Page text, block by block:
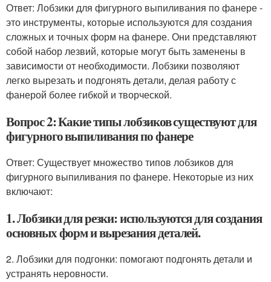
Ответ: Лобзики для фигурного выпиливания по фанере -
это инструменты, которые используются для создания
сложных и точных форм на фанере. Они представляют
собой набор лезвий, которые могут быть заменены в
зависимости от необходимости. Лобзики позволяют
легко вырезать и подгонять детали, делая работу с
фанерой более гибкой и творческой.
Вопрос 2: Какие типы лобзиков существуют для
фигурного выпиливания по фанере
Ответ: Существует множество типов лобзиков для
фигурного выпиливания по фанере. Некоторые из них
включают:
1. Лобзики для резки: используются для создания
основных форм и вырезания деталей.
2. Лобзики для подгонки: помогают подгонять детали и
устранять неровности.